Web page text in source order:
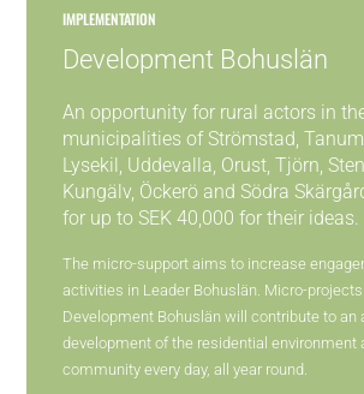
IMPLEMENTATION
Development Bohuslän
An opportunity for rural actors in
municipalities of Strömstad,
Lysekil, Uddevalla, Orust, Tjörn,
Kungälv, Öckerö and Södra
for up to SEK 40,000 for their ideas.
The micro-support aims to increase
activities in Leader Bohuslän. Micro-
Development Bohuslän will contribute to an
development of the residential environment
community every day, all year round.